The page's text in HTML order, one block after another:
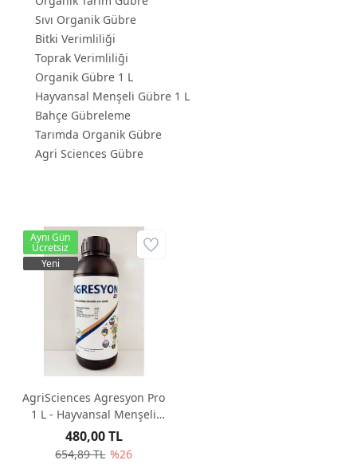
Sıvı Organik Gübre
Bitki Verimliliği
Toprak Verimliliği
Organik Gübre 1 L
Hayvansal Menşeli Gübre 1 L
Bahçe Gübreleme
Tarımda Organik Gübre
Agri Sciences Gübre
AgriSciences Agresyon Pro
1 L - Hayvansal Menşeli
Organik Sıvı Gübre
654,89 TL %26
480,00 TL
Aynı Gün
Ücretsiz
Yeni